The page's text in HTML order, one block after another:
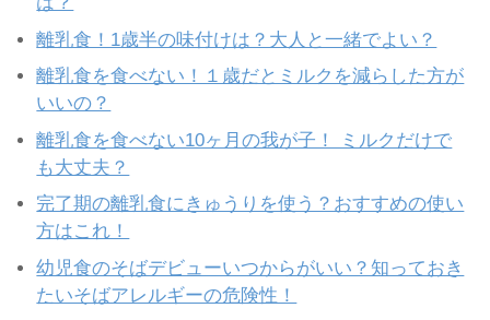
離乳食！1歳半の味付けは？大人と一緒でよい？
離乳食を食べない！１歳だとミルクを減らした方が
いいの？
離乳食を食べない10ヶ月の我が子！ ミルクだけで
も大丈夫？
完了期の離乳食にきゅうりを使う？おすすめの使い
方はこれ！
幼児食のそばデビューいつからがいい？知っておき
たいそばアレルギーの危険性！